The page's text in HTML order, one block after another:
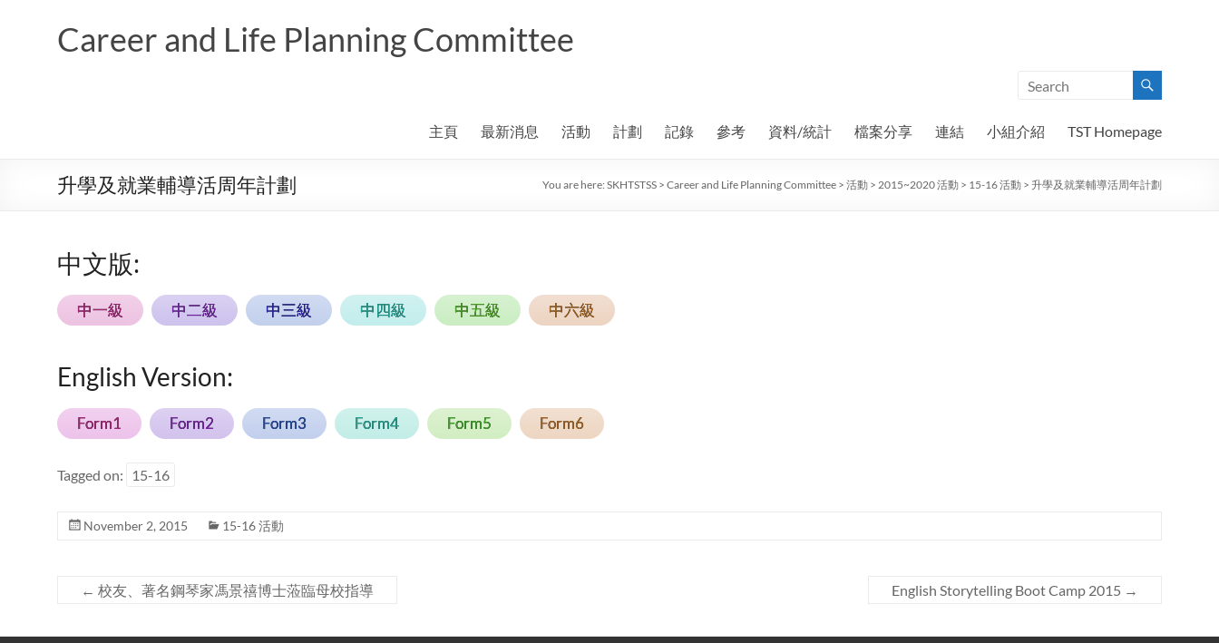
Career and Life Planning Committee
主頁 最新消息 活動 計劃 記錄 參考 資料/統計 檔案分享 連結 小組介紹 TST Homepage
升學及就業輔導活周年計劃 You are here: SKHTSTSS > Career and Life Planning Committee > 活動 > 2015~2020 活動 > 15-16 活動 > 升學及就業輔導活周年計劃
中文版:
中一級 中二級 中三級 中四級 中五級 中六級
English Version:
Form1 Form2 Form3 Form4 Form5 Form6
Tagged on: 15-16
November 2, 2015 15-16 活動
← 校友、著名鋼琴家馮景禧博士蒞臨母校指導 English Storytelling Boot Camp 2015 →